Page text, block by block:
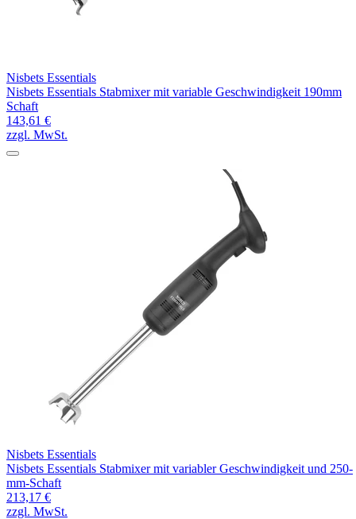
Nisbets Essentials
Nisbets Essentials Stabmixer mit variable Geschwindigkeit 190mm
Schaft
143,61 €
zzgl. MwSt.
Nisbets Essentials
Nisbets Essentials Stabmixer mit variabler Geschwindigkeit und 250-
mm-Schaft
213,17 €
zzgl. MwSt.